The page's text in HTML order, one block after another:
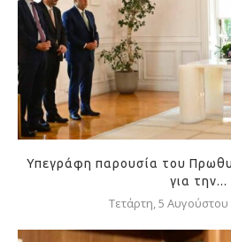
Υπεγράφη παρουσία του
για την...
Τετάρτη, 5 Αυγούστου